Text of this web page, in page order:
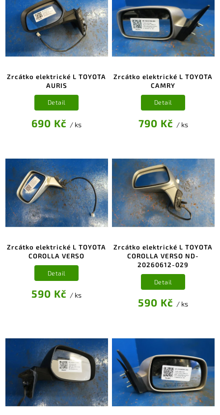
Zrcátko elektrické L TOYOTA
AURIS
690 Kč / ks
Detail
Zrcátko elektrické L TOYOTA
CAMRY
790 Kč / ks
Detail
Zrcátko elektrické L TOYOTA
COROLLA VERSO
590 Kč / ks
Detail
Zrcátko elektrické L TOYOTA
COROLLA VERSO ND-
20260612-029
590 Kč / ks
Detail